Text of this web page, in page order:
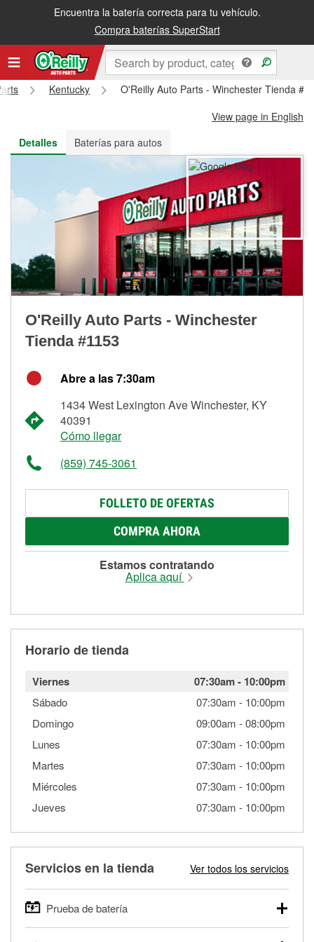
Encuentra la batería correcta para tu vehículo.
Compra baterías SuperStart
Recibe tu orden gratis al día siguiente o recógela en la tienda
Kentucky
O'Reilly Auto Parts - Winchester Tienda
View page in English
Detalles
Baterías para autos
O'Reilly Auto Parts - Winchester
Tienda #1153
Abre a las 7:30am
1434 West Lexington Ave Winchester, KY
40391
Cómo llegar
(859) 745-3061
FOLLETO DE OFERTAS
COMPRA AHORA
Estamos contratando
Aplica aquí
Horario de tienda
Viernes 07:30am- 10:00pm
Sábado 07:30am - 10:00pm
Domingo
09:00am -08:00pm
Lunes
07:30am - 10:00pm
Martes
07:30am - 10:00pm
Miércoles
07:30am - 10:00pm
Jueves
07:30am - 10:00pm
Servicios en la tienda Ver todos los servicios
Prueba de batería